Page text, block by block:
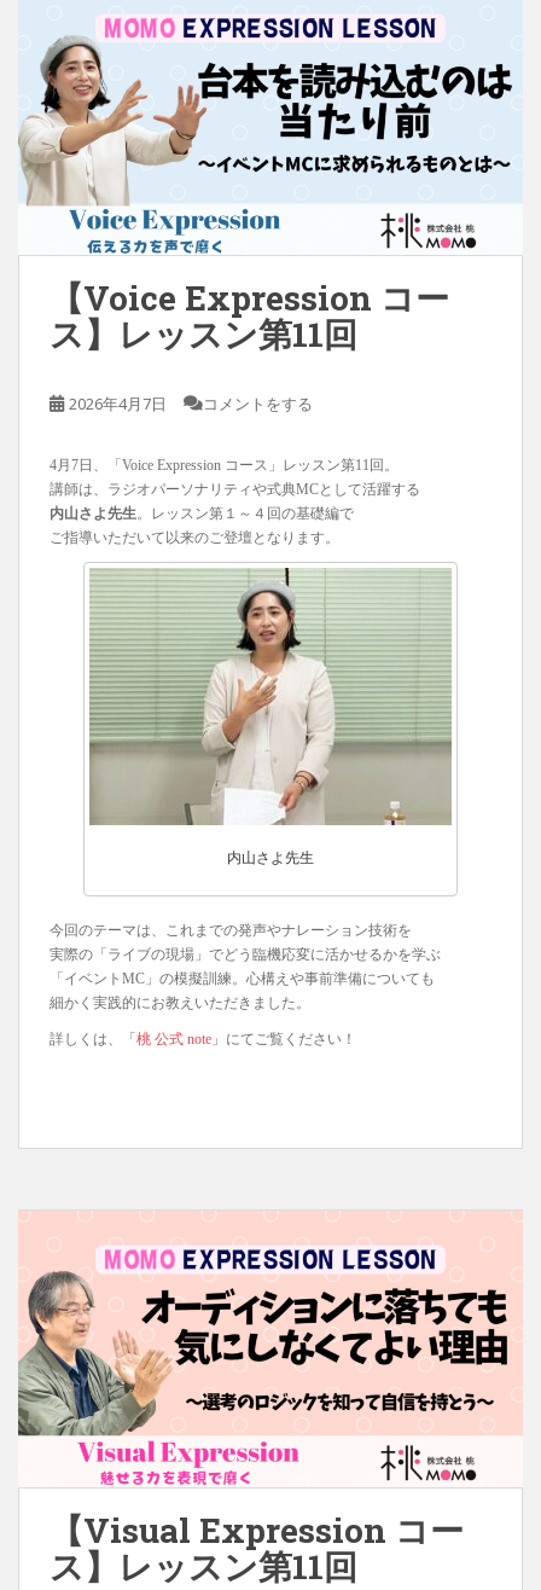
【Voice Expression コー
ス】レッスン第11回
2026年4月7日 コメントをする
4月7日、「Voice Expression コース」レッスン第11回。
講師は、ラジオパーソナリティや式典MCとして活躍する
内山さよ先生。レッスン第１～４回の基礎編で
ご指導いただいて以来のご登壇となります。
内山さよ先生
今回のテーマは、これまでの発声やナレーション技術を
実際の「ライブの現場」でどう臨機応変に活かせるかを学ぶ
「イベントMC」の模擬訓練。心構えや事前準備についても
細かく実践的にお教えいただきました。
詳しくは、「 桃 公式 note 」にてご覧ください！
【Visual Expression コー
ス】レッスン第11回